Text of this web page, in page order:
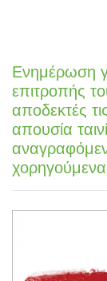
Ενημέρωση
επιτροπής
αποδεκτές
απουσία